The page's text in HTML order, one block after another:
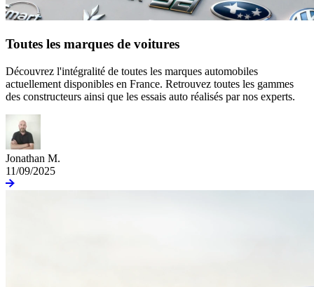
Toutes les marques de voitures
Découvrez l'intégralité de toutes les marques automobiles
actuellement disponibles en France. Retrouvez toutes les gammes
des constructeurs ainsi que les essais auto réalisés par nos experts.
Jonathan M.
11/09/2025